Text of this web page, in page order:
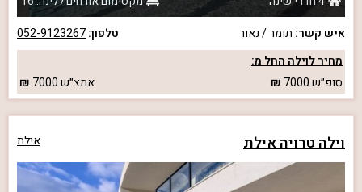
איש קשר: תומר / נאור טלפון:052-9123267
מחיר לוילה החל מ:
סופ״ש7000 אמצ״ש7000
וילה טרויה אילת אילת